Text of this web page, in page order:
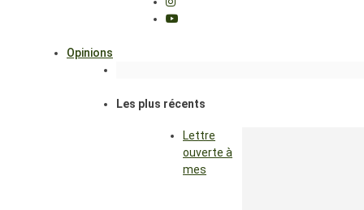
Opinions
Les plus récents
Lettre
ouverte à
mes